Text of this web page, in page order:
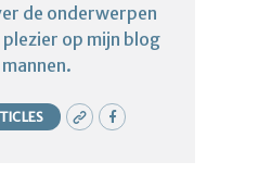
de onderwerpen
op mijn blog